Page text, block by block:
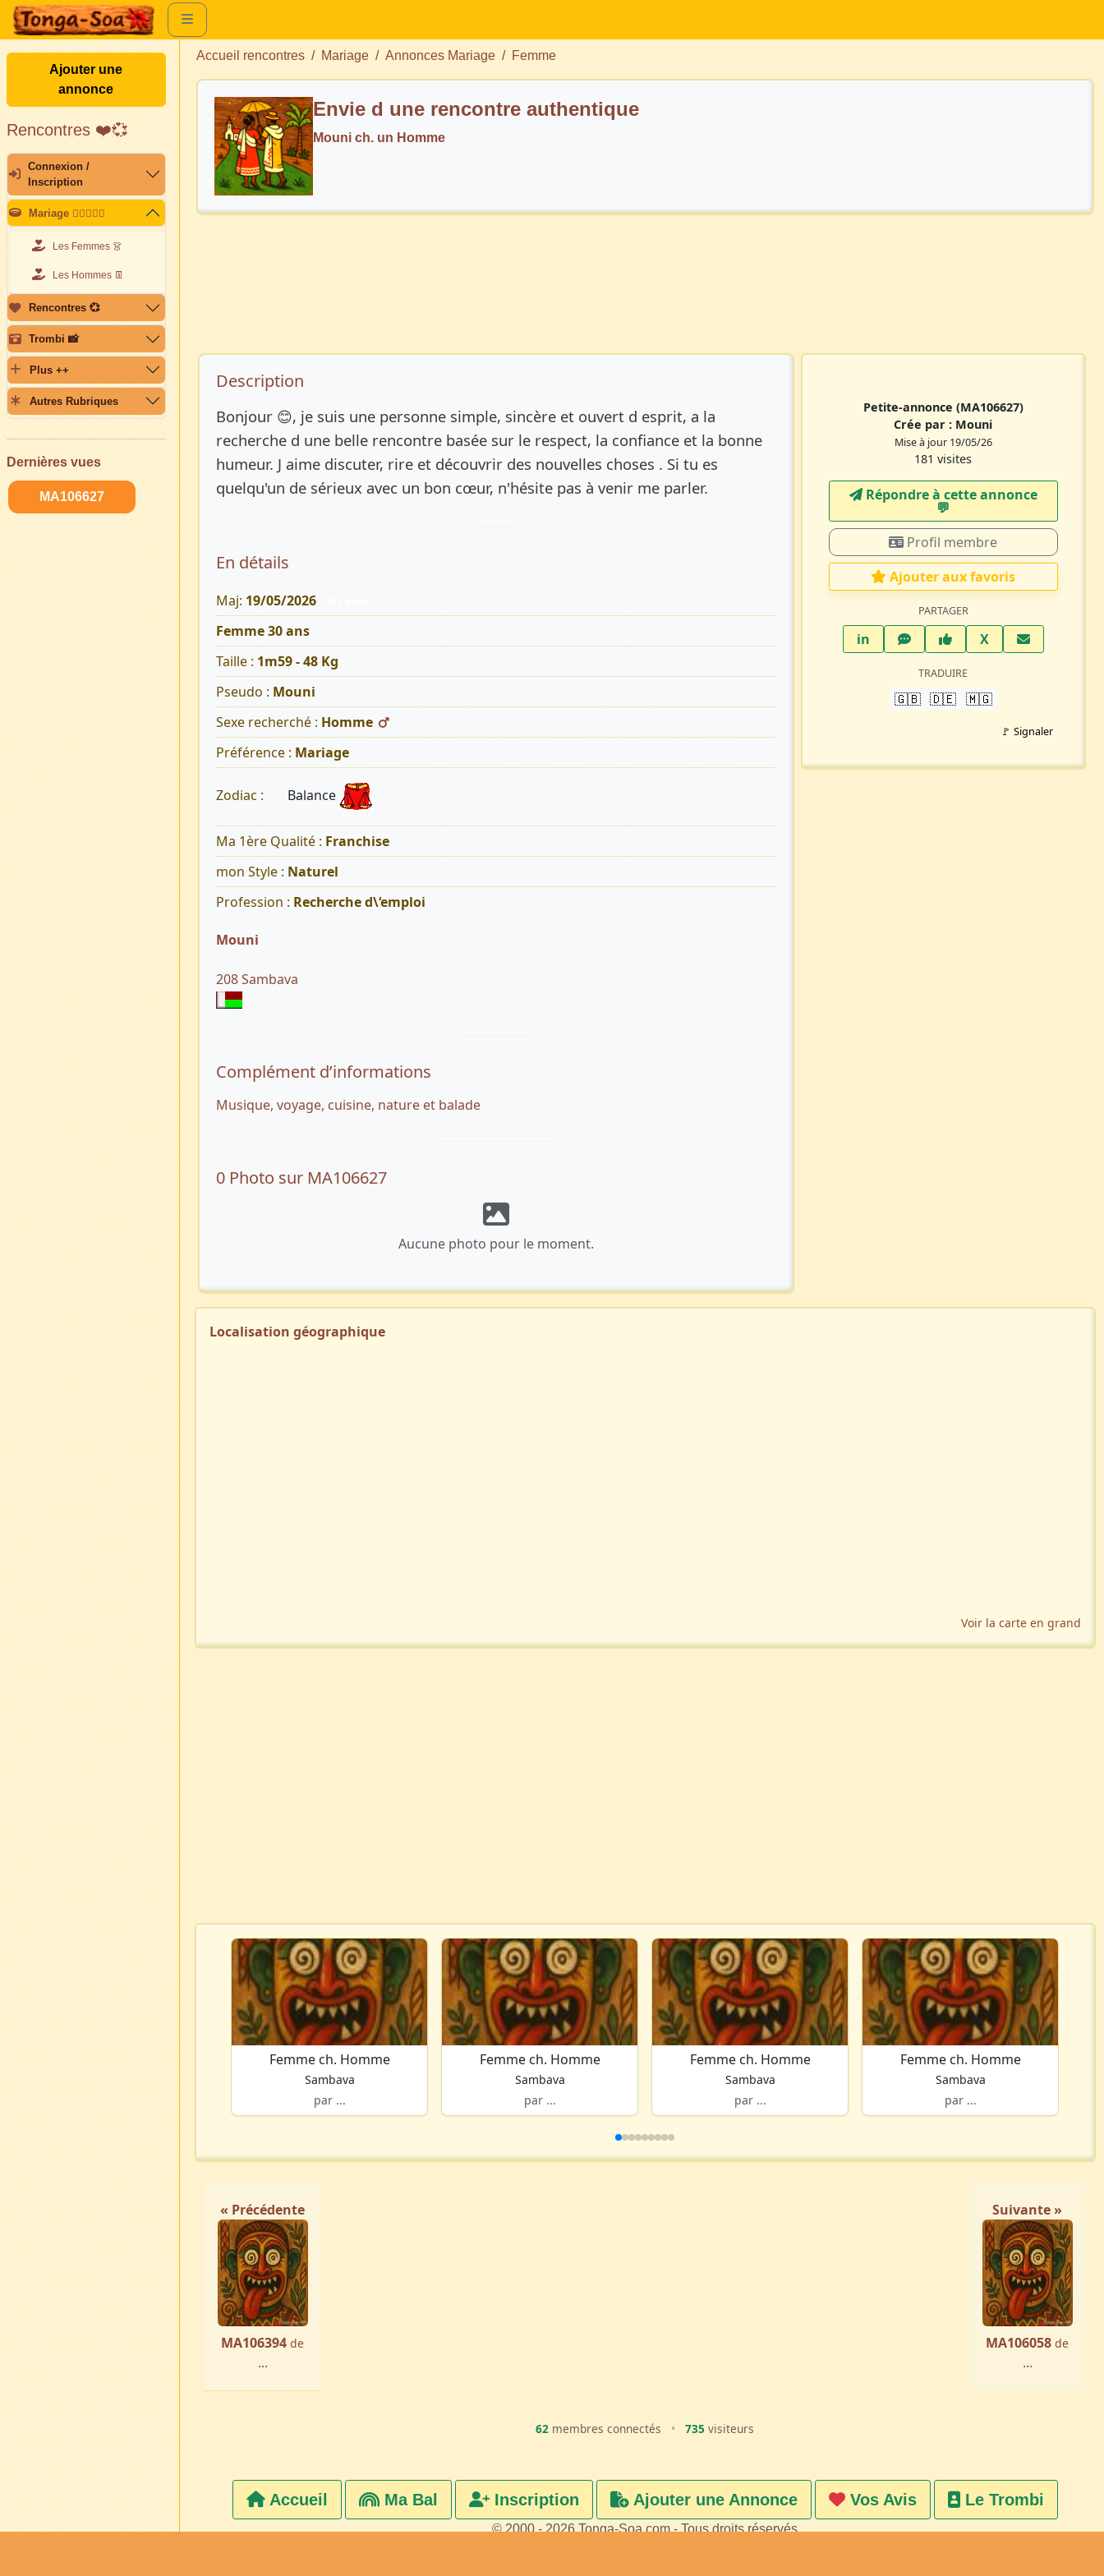
Ajouter une
annonce
Rencontres ❤️💞
Connexion /
Inscription
Mariage 👩🏽‍❤️‍👨🏽
Les Femmes 👗
Les Hommes 👖
Rencontres 💞
Trombi 📸
Plus ++
Autres Rubriques
Dernières vues
MA106627
Accueil rencontres Mariage Annonces Mariage Femme
Envie d une rencontre authentique
Mouni ch. un Homme
Description de l’annonce
Description
Bonjour 😊, je suis une personne simple, sincère et ouvert d esprit, a la
recherche d une belle rencontre basée sur le respect, la confiance et la bonne
humeur. J aime discuter, rire et découvrir des nouvelles choses . Si tu es
quelqu'un de sérieux avec un bon cœur, n'hésite pas à venir me parler.
En détails
Maj: 19/05/2026
Femme 30 ans
Taille : 1m59 - 48 Kg
Pseudo : Mouni
Sexe recherché : Homme
Préférence : Mariage
Zodiac : Balance
Ma 1ère Qualité : Franchise
mon Style : Naturel
Profession : Recherche d\‘emploi
Mouni
208 Sambava
Complément d’informations
Musique, voyage, cuisine, nature et balade
0 Photo sur MA106627
Aucune photo pour le moment.
Petite-annonce (MA106627)
Crée par : Mouni
Mise à jour 19/05/26
181 visites
Répondre à cette annonce
💬​
Profil membre
Ajouter aux favoris
PARTAGER
inLinkedInWhatsAppFacebook
XTwitter X
TRADUIRE
🇬🇧 🇩🇪 🇲🇬
🚩 Signaler
Localisation géographique
Voir la carte en grand
Femme ch. Homme
Sambava
par ...
Femme ch. Homme
Sambava
par ...
Femme ch. Homme
Sambava
par ...
Femme ch. Homme
Sambava
par ...
« Précédente
MA106394 de
...
Suivante »
MA106058 de
...
62 membres connectés • 735 visiteurs
Accueil Ma Bal Inscription Ajouter une Annonce Vos Avis Le Trombi
© 2000 - 2026 Tonga-Soa.com - Tous droits réservés